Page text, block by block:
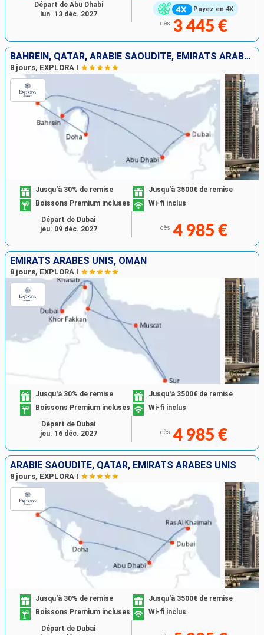
Payez en 4X
dès 3 445 €
Départ de Abu Dhabi
lun. 13 déc. 2027
BAHREIN, QATAR, ARABIE SAOUDITE, EMIRATS ARABES UNIS
8 jours, EXPLORA I
Jusqu'à 30% de remise
Jusqu'à 3500€ de remise
Boissons Premium incluses
Wi-fi inclus
dès 4 985 €
Départ de Dubai
jeu. 09 déc. 2027
EMIRATS ARABES UNIS, OMAN
8 jours, EXPLORA I
Jusqu'à 30% de remise
Jusqu'à 3500€ de remise
Boissons Premium incluses
Wi-fi inclus
dès 4 985 €
Départ de Dubai
jeu. 16 déc. 2027
ARABIE SAOUDITE, QATAR, EMIRATS ARABES UNIS
8 jours, EXPLORA I
Jusqu'à 30% de remise
Jusqu'à 3500€ de remise
Boissons Premium incluses
Wi-fi inclus
Départ de Dubai